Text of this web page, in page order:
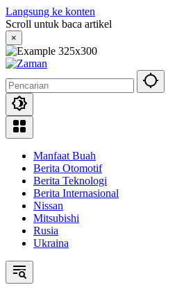
Langsung ke konten
Scroll untuk baca artikel
×
Manfaat Buah
Berita Otomotif
Berita Teknologi
Berita Internasional
Nissan
Mitsubishi
Rusia
Ukraina